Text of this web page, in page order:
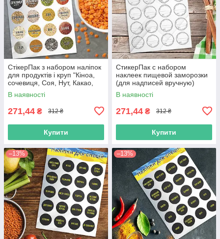
СтікерПак з набором наліпок
для продуктів і круп "Кіноа,
сочевиця, Соя, Нут, Какао,
Сода, Чіа, Маш та ін."
В наявності
271,44 ₴ 312 ₴
Купити
СтикерПак с набором
наклеек пищевой заморозки
(для надписей вручную)
В наявності
271,44 ₴ 312 ₴
Купити
–13% –13%